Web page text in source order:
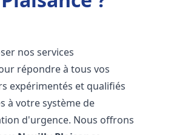
nos services
répondre à tous vos
expérimentés et qualifiés
à votre système de
d'urgence. Nous offrons